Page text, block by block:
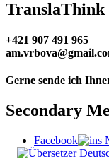
TranslaThink
+421 907 491 965
Gerne sende ich
Secondary
Facebook